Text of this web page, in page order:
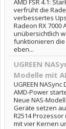
AMD FSR 4.1:
verfrüht die
verbessertes
Radeon RX 7000
unübersichtlich
funktionieren die
eben...
UGREEN
Modelle mit
UGREEN
AMD-Power
Neue NAS-
Geräte setzen
R2514
mit vier Kernen